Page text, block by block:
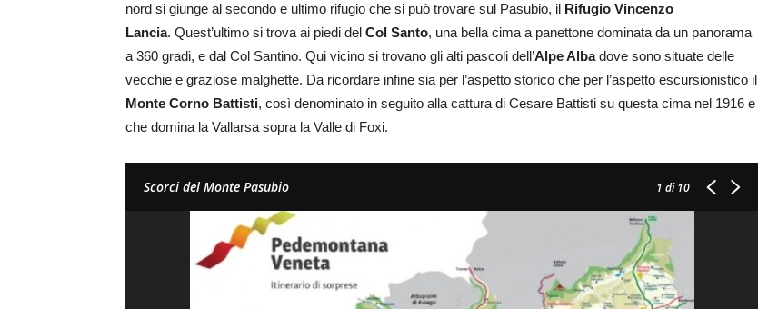
nord si giunge al secondo e ultimo rifugio che si può trovare sul Pasubio, il Rifugio Vincenzo
Lancia. Quest’ultimo si trova ai piedi del Col Santo, una bella cima a panettone dominata da un panorama
a 360 gradi, e dal Col Santino. Qui vicino si trovano gli alti pascoli dell’Alpe Albadove sono situate delle
vecchie e graziose malghette. Da ricordare infine sia per l’aspetto storico che per l’aspetto escursionistico il
Monte Corno Battisti, così denominato in seguito alla cattura di Cesare Battisti su questa cima nel 1916 e
che domina la Vallarsa sopra la Valle di Foxi.
Scorci del Monte Pasubio 1 di 10